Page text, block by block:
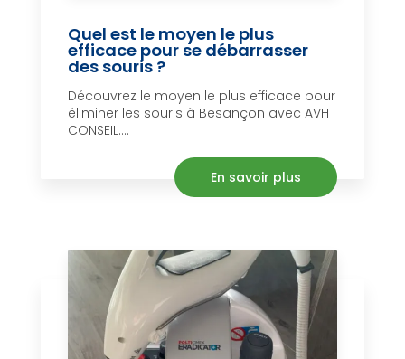
Quel est le moyen le plus
efficace pour se débarrasser
des souris ?
Découvrez le moyen le plus efficace pour
éliminer les souris à Besançon avec AVH
CONSEIL....
En savoir plus